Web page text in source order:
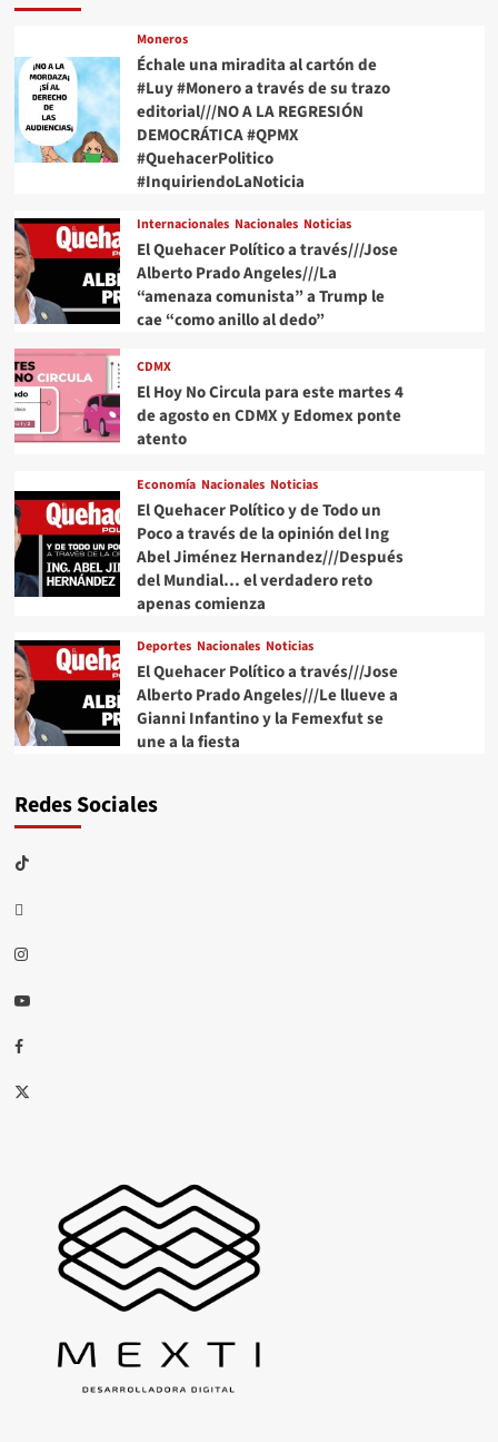
Moneros
Échale una miradita al cartón de
#Luy #Monero a través de su trazo
editorial///NO A LA REGRESIÓN
DEMOCRÁTICA #QPMX
#QuehacerPolitico
#InquiriendoLaNoticia
Internacionales Nacionales Noticias
El Quehacer Político a través///Jose
Alberto Prado Angeles///La
“amenaza comunista” a Trump le
cae “como anillo al dedo”
CDMX
El Hoy No Circula para este martes 4
de agosto en CDMX y Edomex ponte
atento
Economía Nacionales Noticias
El Quehacer Político y de Todo un
Poco a través de la opinión del Ing
Abel Jiménez Hernandez///Después
del Mundial… el verdadero reto
apenas comienza
Deportes Nacionales Noticias
El Quehacer Político a través///Jose
Alberto Prado Angeles///Le llueve a
Gianni Infantino y la Femexfut se
une a la fiesta
Redes Sociales
TikTok
threads
Instagram
Youtube
Facebook
X